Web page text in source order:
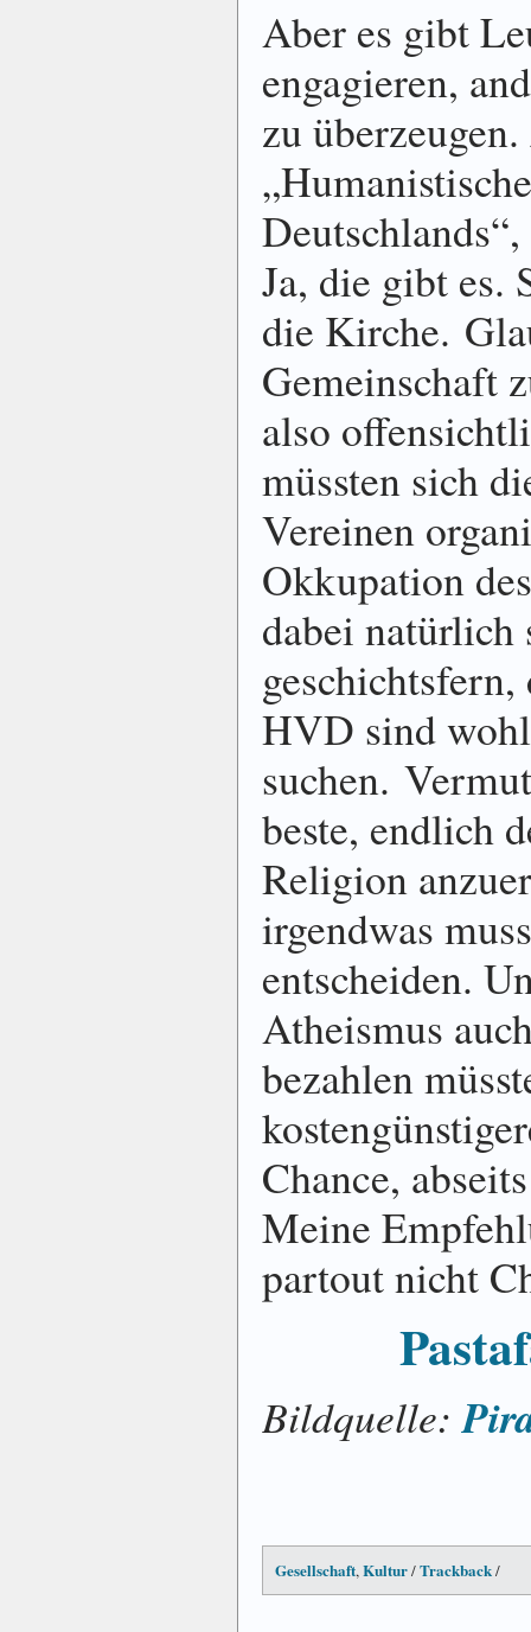
Aber es gibt
engagieren,
zu
Ja, die gibt es.
die Kirche.
Gemeinschaft
also
müssten sich
Vereinen
Okkupation
dabei natürlich
HVD sind
suchen.
beste, endlich
Religion
irgendwas
entscheiden.
Atheismus
bezahlen
Chance,
Meine
partout nicht
Bildquelle:
Gesellschaft,Kultur/Trackback/